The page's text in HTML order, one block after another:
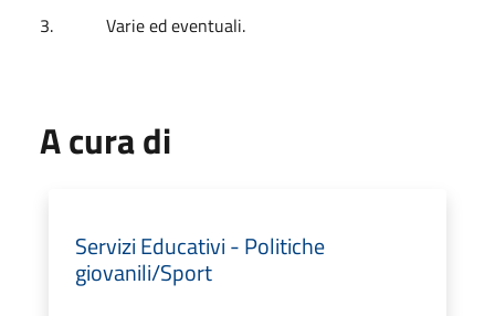
3. Varie ed eventuali.
A cura di
Servizi Educativi - Politiche
giovanili/Sport